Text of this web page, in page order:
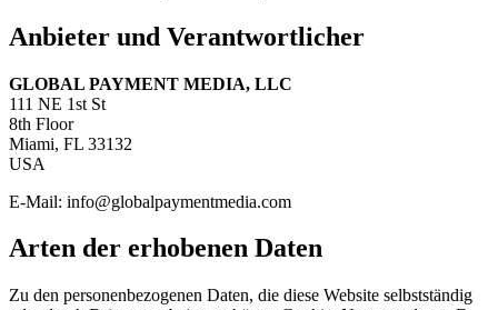
Anbieter und Verantwortlicher
GLOBAL PAYMENT MEDIA, LLC
111 NE 1st St
8th Floor
Miami, FL 33132
USA
E-Mail: info@globalpaymentmedia.com
Arten der erhobenen Daten
Zu den personenbezogenen Daten, die diese Website selbstständig